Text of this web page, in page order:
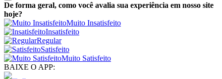
De forma geral, como você avalia sua experiência em nosso site
hoje?
Muito Insatisfeito
Insatisfeito
Regular
Satisfeito
Muito Satisfeito
BAIXE O APP: